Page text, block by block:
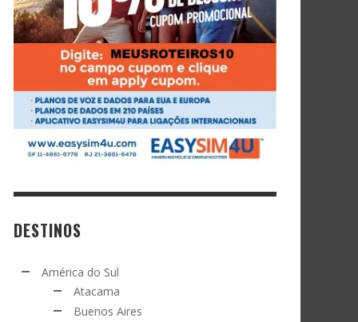
DESTINOS
América do Sul
Atacama
Buenos Aires